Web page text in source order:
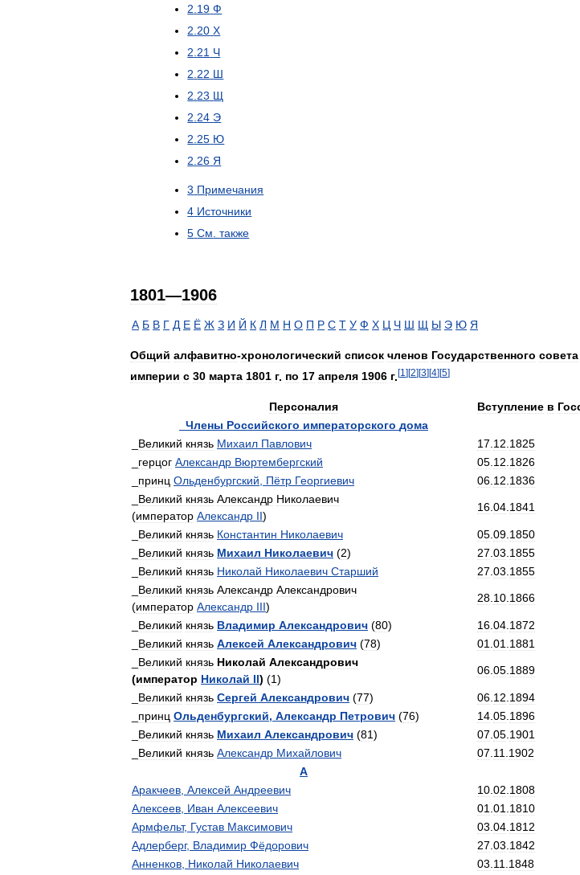
2 19 Ф
2 20 Х
2 21 Ч
2 22 Ш
2 23 Щ
2 24 Э
2 25 Ю
2 26 Я
3 Примечания
4 Источники
5 См .также
1801—1906
А Б В Г Д Е Ё Ж З И Й К Л М Н О П Р С Т У Ф Х Ц Ч Ш Щ Ы Э Ю Я
Общий алфавитно-хронологический список членов Государственного совета
империи с 30 марта 1801 г. по 17 апреля 1906 г.[1 ][2][3][4][5]
Персоналия Вступление в
Члены Российского императорского дома
Великий князь Михаил Павлович 17.12.1825
герцог Александр Вюртембергский 05.12.1826
принц Ольденбургский, Пётр Георгиевич 06.12.1836
Великий князь Александр Николаевич
(император Александр II)
16.04.1841
Великий князь Константин Николаевич 05.09.1850
Великий князь Михаил Николаевич (2) 27.03.1855
Великий князь Николай Николаевич Старший 27.03.1855
Великий князь Александр Александрович
(император Александр III)
28.10.1866
Великий князь Владимир Александрович (80) 16.04.1872
Великий князь Алексей Александрович (78) 01.01.1881
Великий князь Николай Александрович
(император Николай II) (1)
06.05.1889
Великий князь Сергей Александрович (77) 06.12.1894
принц Ольденбургский, Александр Петрович (76) 14.05.1896
Великий князь Михаил Александрович (81) 07.05.1901
Великий князь Александр Михайлович 07.11.1902
А
Аракчеев, Алексей Андреевич 10.02.1808
Алексеев, Иван Алексеевич 01.01.1810
Армфельт, Густав Максимович 03.04.1812
Адлерберг, Владимир Фёдорович 27.03.1842
Анненков, Николай Николаевич 03.11.1848